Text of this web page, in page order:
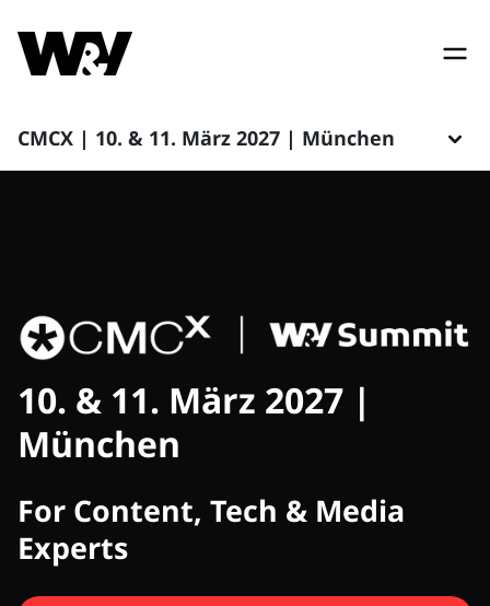
CMCX | 10. & 11. März 2027 | München
CMCX
10. & 11. März 2027 |
München
For Content, Tech & Media
Experts